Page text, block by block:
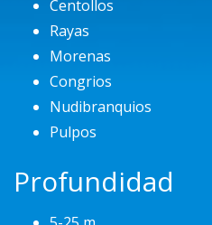
Centollos
Rayas
Morenas
Congrios
Nudibranquios
Pulpos
Profundidad